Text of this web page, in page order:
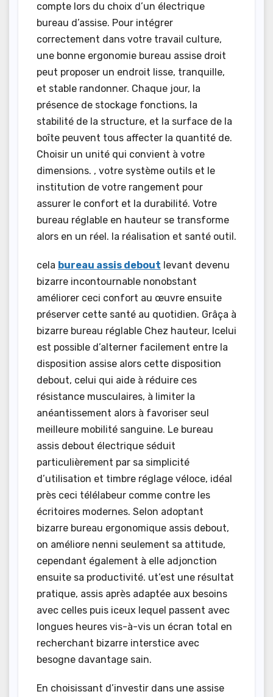
compte lors du choix d’un électrique
bureau d’assise. Pour intégrer
correctement dans votre travail culture,
une bonne ergonomie bureau assise droit
peut proposer un endroit lisse, tranquille,
et stable randonner. Chaque jour, la
présence de stockage fonctions, la
stabilité de la structure, et la surface de la
boîte peuvent tous affecter la quantité de.
Choisir un unité qui convient à votre
dimensions. , votre système outils et le
institution de votre rangement pour
assurer le confort et la durabilité. Votre
bureau réglable en hauteur se transforme
alors en un réel. la réalisation et santé outil.
cela bureau assis debout levant devenu
bizarre incontournable nonobstant
améliorer ceci confort au œuvre ensuite
préserver cette santé au quotidien. Grâça à
bizarre bureau réglable Chez hauteur, Icelui
est possible d’alterner facilement entre la
disposition assise alors cette disposition
debout, celui qui aide à réduire ces
résistance musculaires, à limiter la
anéantissement alors à favoriser seul
meilleure mobilité sanguine. Le bureau
assis debout électrique séduit
particulièrement par sa simplicité
d’utilisation et timbre réglage véloce, idéal
près ceci télélabeur comme contre les
écritoires modernes. Selon adoptant
bizarre bureau ergonomique assis debout,
on améliore nenni seulement sa attitude,
cependant également à elle adjonction
ensuite sa productivité. ut’est une résultat
pratique, assis après adaptée aux besoins
avec celles puis iceux lequel passent avec
longues heures vis-à-vis un écran total en
recherchant bizarre interstice avec
besogne davantage sain.
En choisissant d’investir dans une assise